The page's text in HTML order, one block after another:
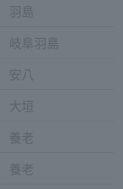
羽島
岐阜羽島
安八
大垣
養老
養老